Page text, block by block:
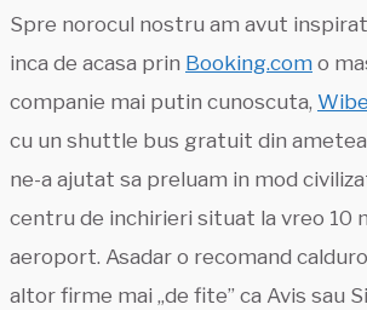
Spre norocul nostru am avut
inca de acasa prin Booking.com o
companie mai putin cunoscuta,
cu un shuttle bus gratuit din
ne-a ajutat sa preluam in mod
centru de inchirieri situat la vreo 10
aeroport. Asadar o recomand
altor firme mai „de fite” ca Avis sau